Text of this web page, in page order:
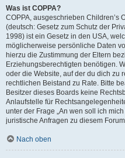
Was ist COPPA?
COPPA, ausgeschrieben Children’s
(deutsch: Gesetz zum Schutz der
1998) ist ein Gesetz in den USA,
möglicherweise persönliche Daten
hierzu die Zustimmung der Eltern
Erziehungsberechtigten benötigen.
oder die Website, auf der du dich zu
rechtlichen Beistand zu Rate. Bitte
Besitzer dieses Boards keine
Anlaufstelle für
unter der Frage „An wen soll ich
juristische Anfragen zu diesem
Nach oben